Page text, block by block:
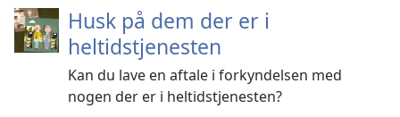
Husk på dem der er i
heltidstjenesten
Kan du lave en aftale i forkyndelsen med
nogen der er i heltidstjenesten?